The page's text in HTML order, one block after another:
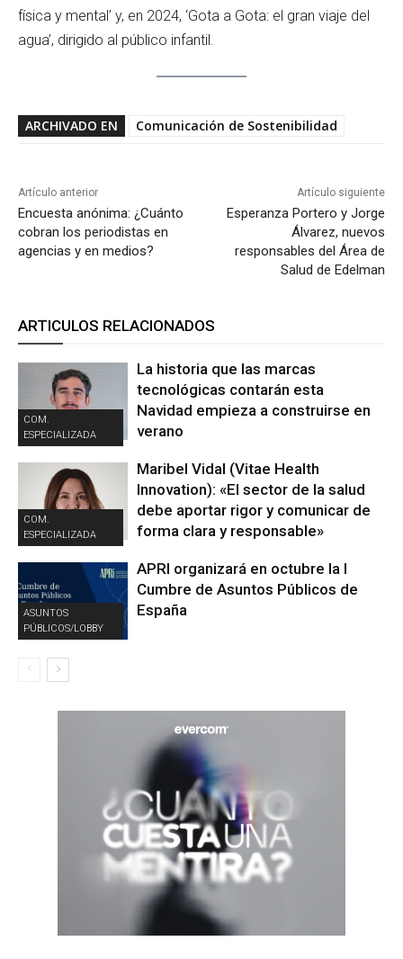
física y mental’ y, en 2024, ‘Gota a Gota: el gran viaje del
agua’, dirigido al público infantil.
ARCHIVADO EN Comunicación de Sostenibilidad
Artículo anterior
Encuesta anónima: ¿Cuánto
cobran los periodistas en
agencias y en medios?
Artículo siguiente
Esperanza Portero y Jorge
Álvarez, nuevos
responsables del Área de
Salud de Edelman
ARTICULOS RELACIONADOS
COM.
ESPECIALIZADA
La historia que las marcas
tecnológicas contarán esta
Navidad empieza a construirse en
verano
COM.
ESPECIALIZADA
Maribel Vidal (Vitae Health
Innovation): «El sector de la salud
debe aportar rigor y comunicar de
forma clara y responsable»
ASUNTOS
PÚBLICOS/LOBBY
APRI organizará en octubre la I
Cumbre de Asuntos Públicos de
España